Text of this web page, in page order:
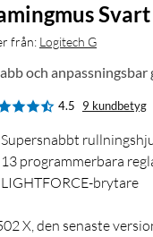
Svart
från: Logitech G
och anpassningsbar
4.5 9 kundbetyg
Supersnabbt
13 programmerbara
LIGHTFORCE-brytare
X, den senaste